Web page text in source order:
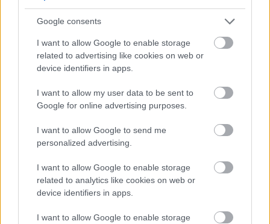
Google consents
I want to allow Google to enable storage
related to advertising like cookies on web or
device identifiers in apps.
I want to allow my user data to be sent to
Google for online advertising purposes.
I want to allow Google to send me
personalized advertising.
I want to allow Google to enable storage
related to analytics like cookies on web or
device identifiers in apps.
I want to allow Google to enable storage
Szólj hozzá!